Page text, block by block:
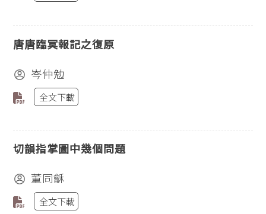
唐唐臨冥報記之復原
岑仲勉
全文下載
切韻指掌圖中幾個問題
董同龢
全文下載